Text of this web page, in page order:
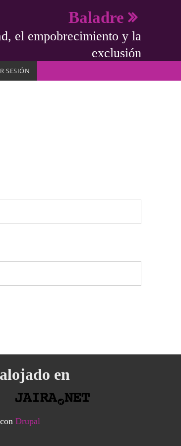
Baladre
el empobrecimiento y la
exclusión
SESIÓN
en
Drupal